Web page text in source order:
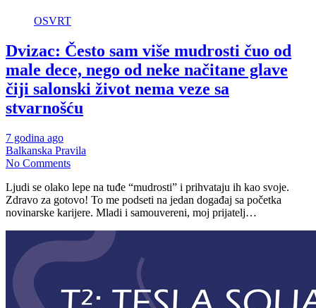
OSVRT
Dvizac: Često sam više mudrosti čuo od
male dece, nego od neke načitane glave
čiji salonski život nema veze sa
stvarnošću
7 godina ago
Balkanska Pravila
No Comments
Ljudi se olako lepe na tuđe “mudrosti” i prihvataju ih kao svoje.
Zdravo za gotovo! To me podseti na jedan događaj sa početka
novinarske karijere. Mladi i samouvereni, moj prijatelj…